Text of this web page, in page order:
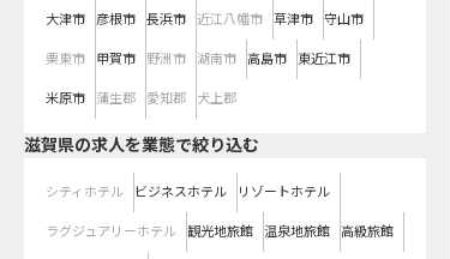
大津市 彦根市 長浜市 近江八幡市 草津市 守山市
栗東市 甲賀市 野洲市 湖南市 高島市 東近江市
米原市 蒲生郡 愛知郡 犬上郡
滋賀県の求人を業態で絞り込む
シティホテル ビジネスホテル リゾートホテル
ラグジュアリーホテル 観光地旅館 温泉地旅館 高級旅館